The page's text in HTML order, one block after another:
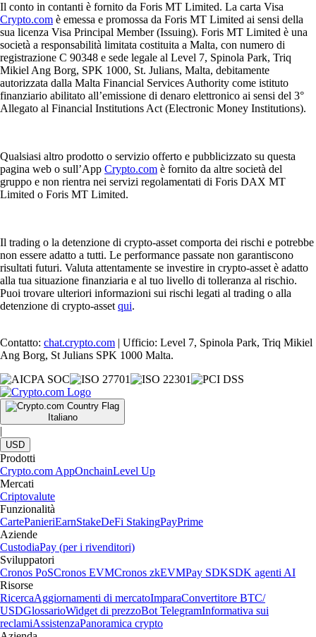
Il conto in contanti è fornito da Foris MT Limited. La carta Visa
Crypto.com è emessa e promossa da Foris MT Limited ai sensi della
sua licenza Visa Principal Member (Issuing). Foris MT Limited è una
società a responsabilità limitata costituita a Malta, con numero di
registrazione C 90348 e sede legale al Level 7, Spinola Park, Triq
Mikiel Ang Borg, SPK 1000, St. Julians, Malta, debitamente
autorizzata dalla Malta Financial Services Authority come istituto
finanziario abilitato all’emissione di denaro elettronico ai sensi del 3°
Allegato al Financial Institutions Act (Electronic Money Institutions).
Qualsiasi altro prodotto o servizio offerto e pubblicizzato su questa
pagina web o sull’App Crypto.com è fornito da altre società del
gruppo e non rientra nei servizi regolamentati di Foris DAX MT
Limited o Foris MT Limited.
Il trading o la detenzione di crypto-asset comporta dei rischi e potrebbe
non essere adatto a tutti. Le performance passate non garantiscono
risultati futuri. Valuta attentamente se investire in crypto-asset è adatto
alla tua situazione finanziaria e al tuo livello di tolleranza al rischio.
Puoi trovare ulteriori informazioni sui rischi legati al trading o alla
detenzione di crypto-asset qui.
Contatto: chat.crypto.com | Ufficio: Level 7, Spinola Park, Triq Mikiel
Ang Borg, St Julians SPK 1000 Malta.
Italiano
|
USD
Prodotti
Crypto.com AppOnchainLevel Up
Mercati
Criptovalute
Funzionalità
CartePanieriEarnStakeDeFi StakingPayPrime
Aziende
CustodiaPay (per i rivenditori)
Sviluppatori
Cronos PoSCronos EVMCronos zkEVMPay SDKSDK agenti AI
Risorse
RicercaAggiornamenti di mercatoImparaConvertitore BTC/
USDGlossarioWidget di prezzoBot TelegramInformativa sui
reclamiAssistenzaPanoramica crypto